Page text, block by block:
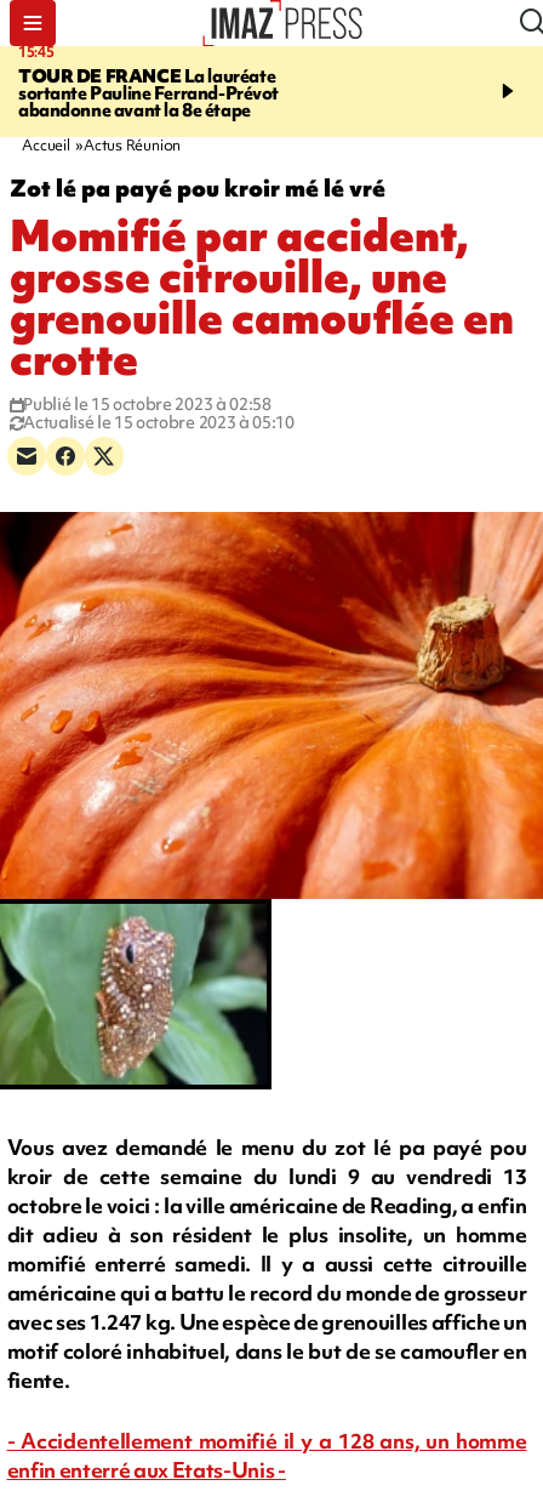
15:45
TOUR DE FRANCELa lauréate
sortante Pauline Ferrand-Prévot
abandonne avant la 8e étape
20:17
routière, concours de
Accueil Actus Réunion
Zot lé pa payé pou kroir mé lé vré
Momifié par accident,
grosse citrouille, une
grenouille camouflée en
crotte
Publié le 15 octobre 2023 à 02:58
Actualisé le 15 octobre 2023 à 05:10
Vous avez demandé le menu du zot lé pa payé pou
kroir de cette semaine du lundi 9 au vendredi 13
octobre le voici : la ville américaine de Reading, a enfin
dit adieu à son résident le plus insolite, un homme
momifié enterré samedi. Il y a aussi cette citrouille
américaine qui a battu le record du monde de grosseur
avec ses 1.247 kg. Une espèce de grenouilles affiche un
motif coloré inhabituel, dans le but de se camoufler en
fiente.
- Accidentellement momifié il y a 128 ans, un homme
enfin enterré aux Etats-Unis -